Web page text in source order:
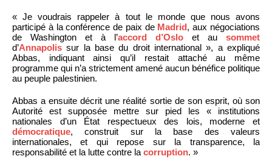
« Je voudrais rappeler à tout le monde que nous avons
participé à la conférence de paix de Madrid, aux négociations
de Washington et à l’accord d’Oslo et au sommet
d’Annapolis sur la base du droit international », a expliqué
Abbas, indiquant ainsi qu’il restait attaché au même
programme qui n’a strictement amené aucun bénéfice politique
au peuple palestinien.
Abbas a ensuite décrit une réalité sortie de son esprit, où son
Autorité est supposée mettre sur pied les « institutions
nationales d’un État respectueux des lois, moderne et
démocratique, construit sur la base des valeurs
internationales, et qui repose sur la transparence, la
responsabilité et la lutte contre la corruption. »